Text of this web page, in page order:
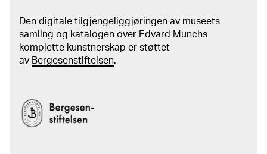
Den digitale tilgjengeliggjøringen av museets
samling og katalogen over Edvard Munchs
komplette kunstnerskap er støttet
av Bergesenstiftelsen.